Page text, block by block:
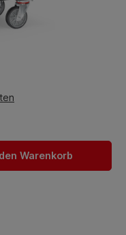
Wert ein oder
Warenkorb